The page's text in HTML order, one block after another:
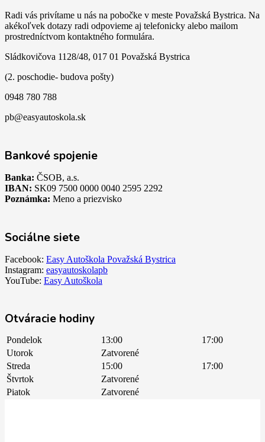
Radi vás privítame u nás na pobočke v meste Považská Bystrica. Na
akékoľvek dotazy radi odpovieme aj telefonicky alebo mailom
prostredníctvom kontaktného formulára.
Sládkovičova 1128/48, 017 01 Považská Bystrica
(2. poschodie- budova pošty)
0948 780 788
pb@easyautoskola.sk
Bankové spojenie
Banka: ČSOB, a.s.
IBAN: SK09 7500 0000 0040 2595 2292
Poznámka: Meno a priezvisko
Sociálne siete
Facebook: Easy Autoškola Považská Bystrica
Instagram: easyautoskolapb
YouTube: Easy Autoškola
Otváracie hodiny
Pondelok 13:00
17:00
Utorok
Zatvorené
Streda
15:00
17:00
Štvrtok
Zatvorené
Piatok
Zatvorené